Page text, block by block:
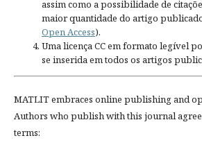
assim como a possibilidade de
maior quantidade do artigo
Open Access).
Uma licença CC em formato legível
se inserida em todos os artigos
MATLIT embraces online publishing and
Authors who publish with this journal
terms: